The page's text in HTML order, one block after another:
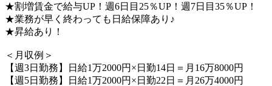
★割増賃金で給与UP！週6日目25％UP！週7日目35％UP！
★業務が早く終わっても日給保障あり♪
★昇給あり！
＜月収例＞
【週3日勤務】日給1万2000円×日勤14日＝月16万8000円
【週5日勤務】日給1万2000円×日勤22日＝月26万4000円